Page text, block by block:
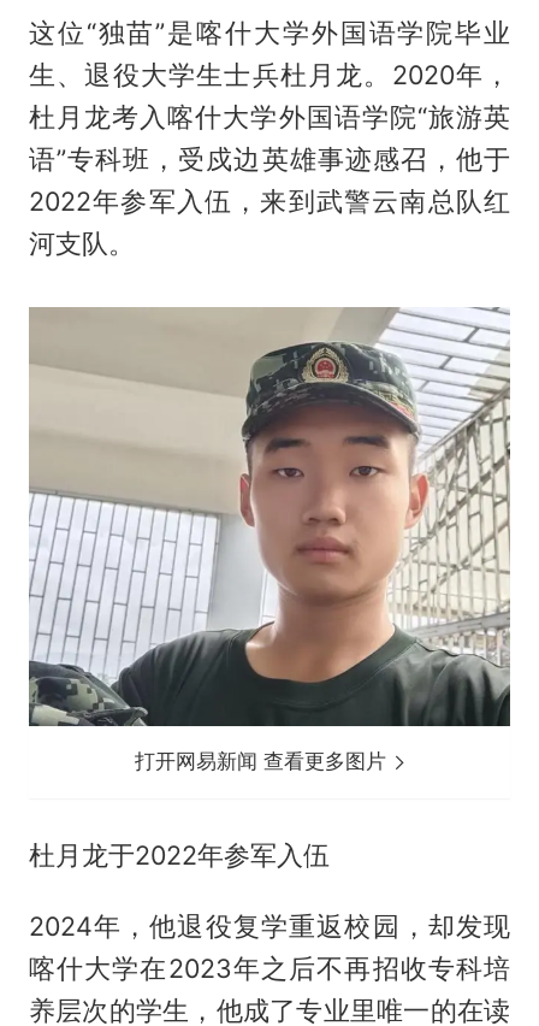
这位“独苗”是喀什大学外国语学院毕业
生、退役大学生士兵杜月龙。2020年，
杜月龙考入喀什大学外国语学院“旅游英
语”专科班，受戍边英雄事迹感召，他于
2022年参军入伍，来到武警云南总队红
河支队。
打开网易新闻 查看更多图片
杜月龙于2022年参军入伍
2024年，他退役复学重返校园，却发现
喀什大学在2023年之后不再招收专科培
养层次的学生，他成了专业里唯一的在读